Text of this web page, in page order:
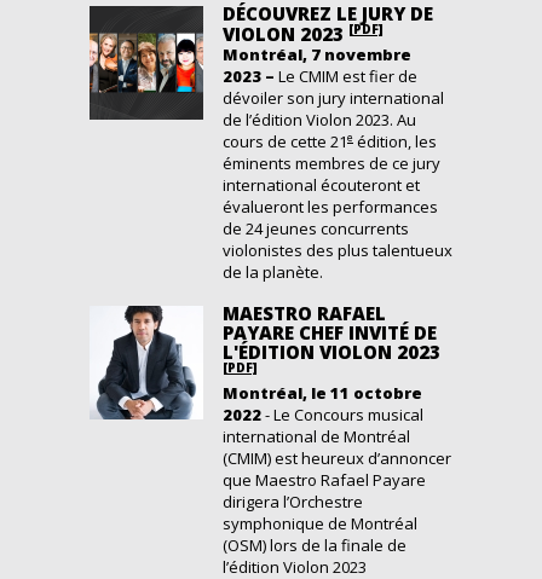
DÉCOUVREZ LE JURY DE
VIOLON 2023 [PDF]
Montréal, 7 novembre
2023 – Le CMIM est fier de
dévoiler son jury international
de l’édition Violon 2023. Au
cours de cette 21e édition, les
éminents membres de ce jury
international écouteront et
évalueront les performances
de 24 jeunes concurrents
violonistes des plus talentueux
de la planète.
MAESTRO RAFAEL
PAYARE CHEF INVITÉ DE
L'ÉDITION VIOLON 2023
[PDF]
Montréal, le 11 octobre
2022-Le Concours musical
international de Montréal
(CMIM) est heureux d’annoncer
que Maestro Rafael Payare
dirigera l’Orchestre
symphonique de Montréal
(OSM) lors de la finale de
l’édition Violon 2023